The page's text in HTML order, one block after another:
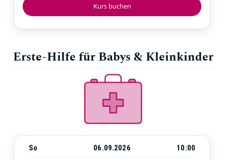
Kurs buchen
Erste-Hilfe für Babys & Kleinkinder
So 06.09.2026
10:00